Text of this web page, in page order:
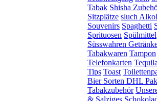
Tabak Shisha
Sitzplätze sluch
Souvenirs Spaghetti
Sprituosen Spülmittel
Süsswahren
Tabakwaren Tampon
Telefonkarten Tequila
Tips Toast
Bier Sorten DHL
Tabakzubehör
& Salziges